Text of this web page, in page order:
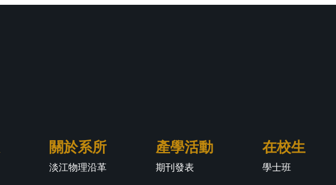
關於系所
淡江物理沿革
產學活動
期刊發表
在校生
學士班